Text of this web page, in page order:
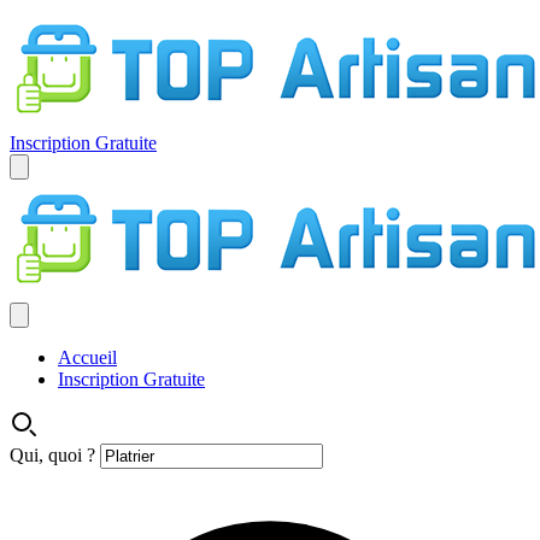
Inscription Gratuite
Accueil
Inscription Gratuite
Qui, quoi ?